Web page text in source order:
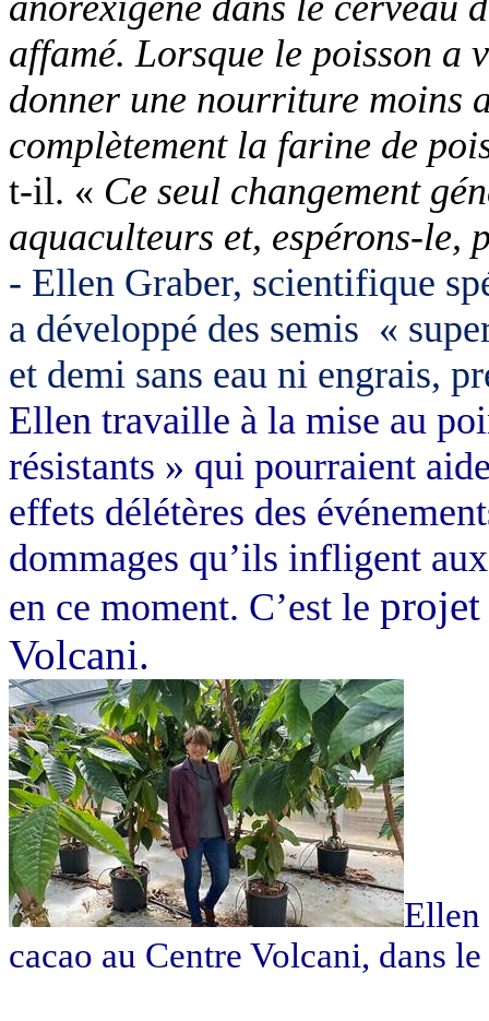
affamé. Lorsque le poisson a
donner une nourriture moins
complètement la farine de
t-il. « Ce seul changement
aquaculteurs et, espérons-le,
- Ellen Graber, scientifique
a développé des semis «
et demi sans eau ni engrais,
Ellen travaille à la mise au
résistants » qui pourraient
effets délétères des
dommages qu’ils infligent
en ce moment. C’est le
Volcani.
Ellen
cacao au Centre Volcani, dans